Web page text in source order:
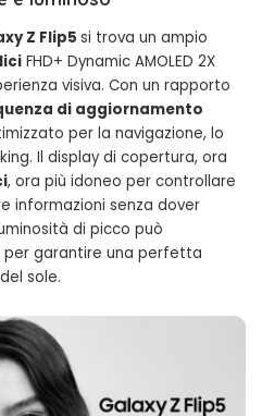
Z Flip5 si trova un ampio
FHD+ Dynamic AMOLED 2X
visiva. Con un rapporto
di aggiornamento
per la navigazione, lo
Il display di copertura, ora
, ora più idoneo per controllare
informazioni senza dover
di picco può
per garantire una perfetta
sole.